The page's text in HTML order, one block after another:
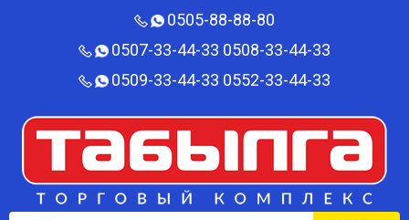
0505-88-88-80‬
0507-33-44-33 0508-33-44-33
0509-33-44-33 0552-33-44-33